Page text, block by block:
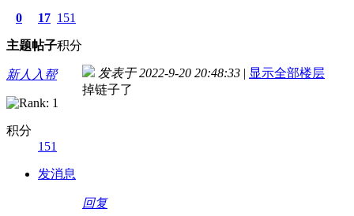
0
主题
17
帖子
151
积分
新人入帮
积分
151
发消息
发表于 2022-9-20 20:48:33 | 显示全部楼层
掉链子了
回复